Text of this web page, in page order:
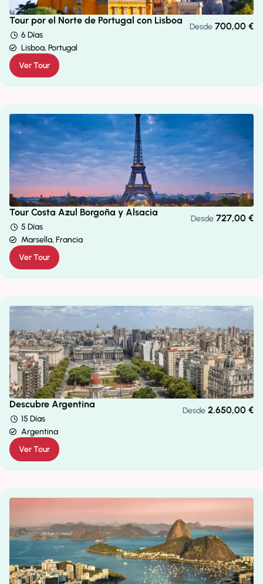
Tour por el Norte de Portugal con Lisboa
6 Días
Lisboa, Portugal
Desde 700,00 €
Ver Tour
Tour Costa Azul Borgoña y Alsacia
5 Días
Marsella, Francia
Desde 727,00 €
Ver Tour
Descubre Argentina
15 Días
Argentina
Desde 2.650,00 €
Ver Tour